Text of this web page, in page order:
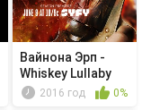
Вайнона Эрп -
Whiskey Lullaby
2016 год 0%